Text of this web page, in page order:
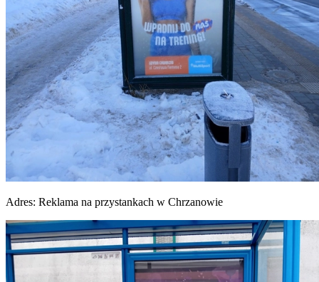
Adres: Reklama na przystankach w Chrzanowie